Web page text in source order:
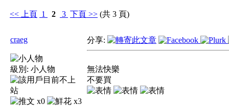
<< 上頁 1 2 3 下頁 >> (共 3 頁)
craeg
級別: 小人物
x0 x3
分享:
無法快樂
不要買